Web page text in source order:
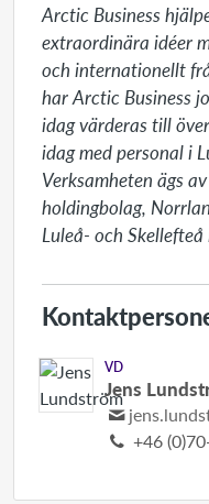
Arctic Business
extraordinära idéer
och internationellt
har Arctic Business
idag värderas till
idag med personal i
Verksamheten ägs
holdingbolag,
Luleå- och
VD
Jens
+46